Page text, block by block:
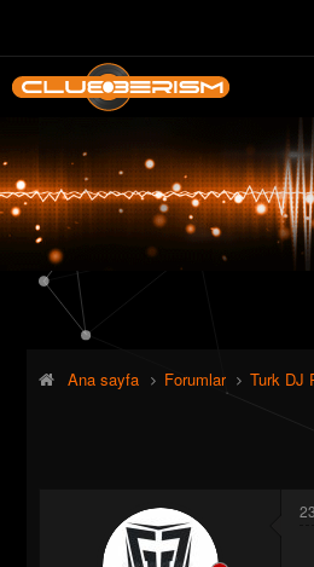
Ana sayfa Forumlar Turk DJ